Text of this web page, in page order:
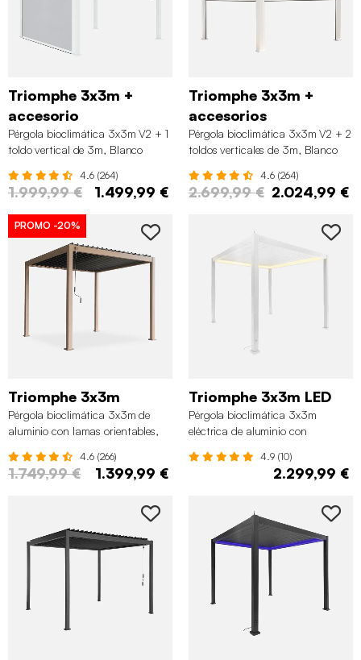
Triomphe 3x3m +
accesorio
Pérgola bioclimática 3x3m V2 + 1
toldo vertical de 3m, Blanco
4.6 (264)
1.999,99 € 1.499,99 €
Triomphe 3x3m +
accesorios
Pérgola bioclimática 3x3m V2 + 2
toldos verticales de 3m, Blanco
4.6 (264)
2.699,99 € 2.024,99 €
PROMO -20%
Triomphe 3x3m
Pérgola bioclimática 3x3m de
aluminio con lamas orientables,
4.6 (266)
1.749,99 € 1.399,99 €
Triomphe 3x3m LED
Pérgola bioclimática 3x3m
eléctrica de aluminio con
4.9 (10)
2.299,99 €